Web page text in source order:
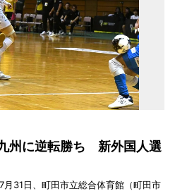
州に逆転勝ち 新外国人選
月31日、町田市立総合体育館（町田市